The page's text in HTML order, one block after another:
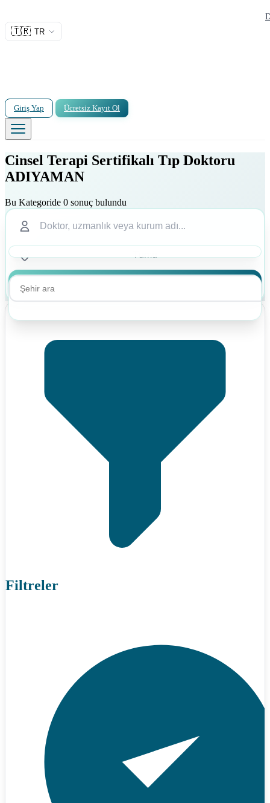
🇹🇷 TR
Giriş Yap Ücretsiz Kayıt Ol
Cinsel Terapi Sertifikalı Tıp Doktoru
ADIYAMAN
Bu Kategoride 0 sonuç bulundu
Filtreler